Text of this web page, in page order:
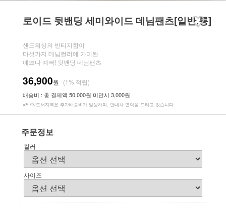
로이드 뒷밴딩 세미와이드 데님팬츠[일반,롱]
샌드워싱의 빈티지함이
다섯가지 데님컬러에 가미된
예쁘다 예뻐! 뒷밴딩 데님팬츠
36,900원 (1% 적립)
배송비 : 총 결제액 50,000원 미만시 3,000원
※제주/도서지역은 추가배송비가 발생하며, 안내차 연락을 드리고 있습니다.
주문정보
컬러
사이즈